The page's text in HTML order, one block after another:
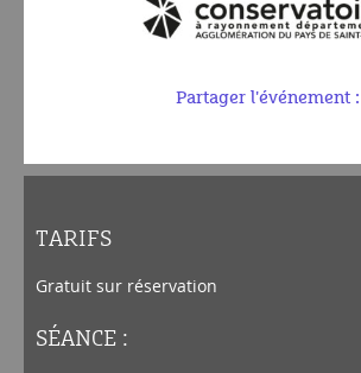
Partager l'événement :
TARIFS
Gratuit sur réservation
SÉANCE :